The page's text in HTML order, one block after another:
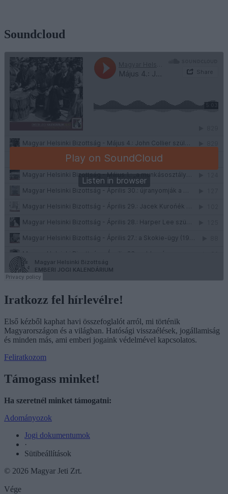
Soundcloud
Iratkozz fel hírlevélre!
Első kézből kaphat havi összefoglalót arról, mi történik
Magyarországon és a világban. Hatósági visszaélések, jogállamiság
és minden más, ami emberi jogaink védelmével kapcsolatos.
Feliratkozom
Támogass minket!
Ha szeretnél minket támogatni:
Adományozok
Jogi dokumentumok
·
Sütibeállítások
© 2026 Magyar Jeti Zrt.
Vége